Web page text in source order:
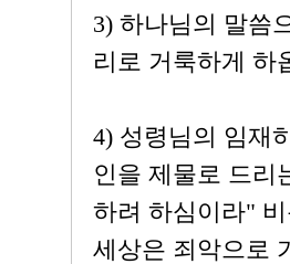
3) 하나님의 말씀
리로 거룩하게 하
4) 성령님의 임재
인을 제물로 드리
하려 하심이라"
세상은 죄악으로